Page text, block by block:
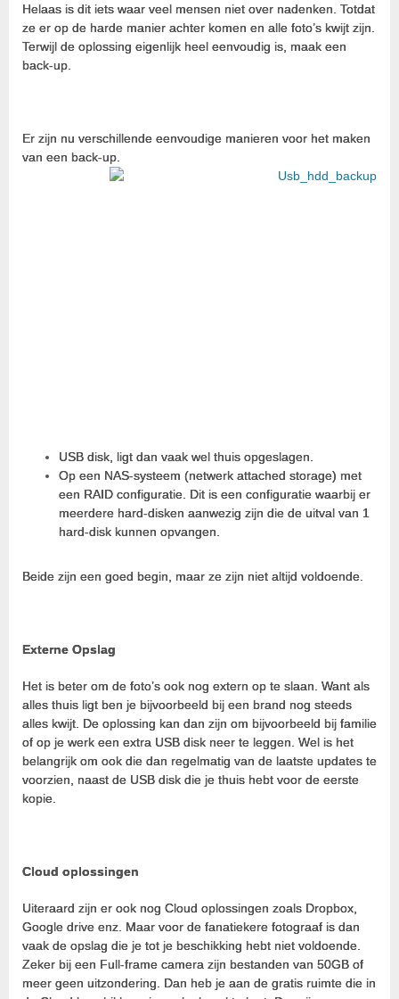
Helaas is dit iets waar veel mensen niet over nadenken. Totdat
ze er op de harde manier achter komen en alle foto’s kwijt zijn.
Terwijl de oplossing eigenlijk heel eenvoudig is, maak een
back-up.
Er zijn nu verschillende eenvoudige manieren voor het maken
van een back-up.
USB disk, ligt dan vaak wel thuis opgeslagen.
Op een NAS-systeem (netwerk attached storage) met
een RAID configuratie. Dit is een configuratie waarbij er
meerdere hard-disken aanwezig zijn die de uitval van 1
hard-disk kunnen opvangen.
Beide zijn een goed begin, maar ze zijn niet altijd voldoende.
Externe Opslag
Het is beter om de foto’s ook nog extern op te slaan. Want als
alles thuis ligt ben je bijvoorbeeld bij een brand nog steeds
alles kwijt. De oplossing kan dan zijn om bijvoorbeeld bij familie
of op je werk een extra USB disk neer te leggen. Wel is het
belangrijk om ook die dan regelmatig van de laatste updates te
voorzien, naast de USB disk die je thuis hebt voor de eerste
kopie.
Cloud oplossingen
Uiteraard zijn er ook nog Cloud oplossingen zoals Dropbox,
Google drive enz. Maar voor de fanatiekere fotograaf is dan
vaak de opslag die je tot je beschikking hebt niet voldoende.
Zeker bij een Full-frame camera zijn bestanden van 50GB of
meer geen uitzondering. Dan heb je aan de gratis ruimte die in